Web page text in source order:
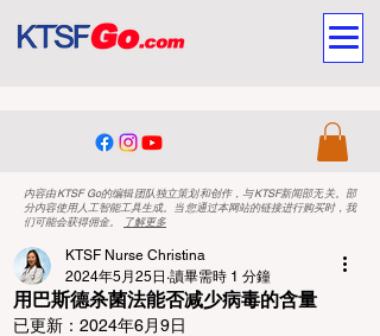
内容由KTSF Go的编辑团队独立策划和创作，与KTSF新闻部无关。部
分内容使用人工智能工具生成。当您通过本网站的链接进行购买时，我
们可能会获得佣金。
了解更多
用巴斯德杀菌法能否减少病毒的含量
KTSF Nurse Christina
2024年5月25日 讀畢需時 1 分鐘
已更新： 2024年6月9日